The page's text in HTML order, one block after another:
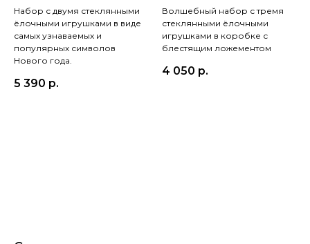
Набор с двумя стеклянными
ёлочными игрушками в виде
самых узнаваемых и
популярных символов
Нового года.
5 390 р.
Волшебный набор с тремя
стеклянными ёлочными
игрушками в коробке с
блестящим ложементом
4 050 р.